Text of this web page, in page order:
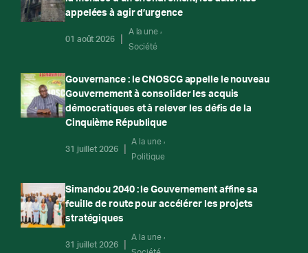
appelées à agir d’urgence
01 août 2026
A la une
Société
Gouvernance : le CNOSCG appelle le nouveau
Gouvernement à consolider les acquis
démocratiques et à relever les défis de la
Cinquième République
31 juillet 2026
A la une
Politique
Simandou 2040 : le Gouvernement affine sa
feuille de route pour accélérer les projets
stratégiques
31 juillet 2026
A la une